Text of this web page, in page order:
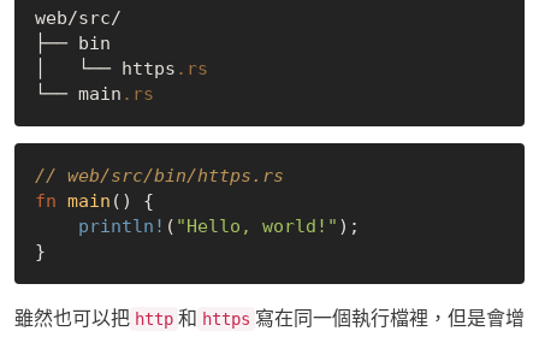
web/src/
├── bin
│   └── https .rs
└── main .rs
// web/src/bin/https.rs
fn main () {
println! ( "Hello, world!" );
雖然也可以把 http 和 https 寫在同一個執行檔裡，但是會增